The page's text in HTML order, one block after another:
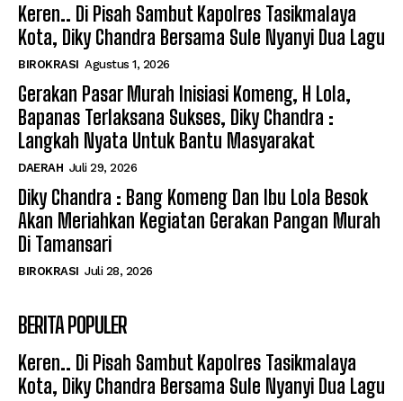
Keren.. Di Pisah Sambut Kapolres Tasikmalaya
Kota, Diky Chandra Bersama Sule Nyanyi Dua Lagu
BIROKRASI Agustus 1, 2026
Gerakan Pasar Murah Inisiasi Komeng, H Lola,
Bapanas Terlaksana Sukses, Diky Chandra :
Langkah Nyata Untuk Bantu Masyarakat
DAERAH Juli 29, 2026
Diky Chandra : Bang Komeng Dan Ibu Lola Besok
Akan Meriahkan Kegiatan Gerakan Pangan Murah
Di Tamansari
BIROKRASI Juli 28, 2026
BERITA POPULER
Keren.. Di Pisah Sambut Kapolres Tasikmalaya
Kota, Diky Chandra Bersama Sule Nyanyi Dua Lagu